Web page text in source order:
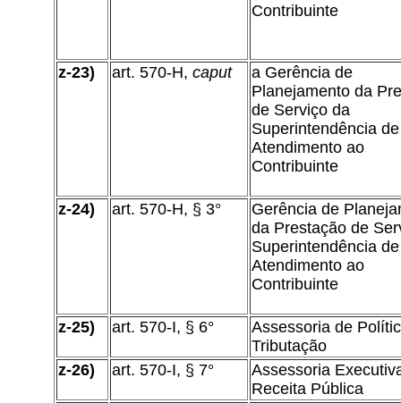
Contribuinte
z-23) art. 570-H, caput
a Gerência de
Planejamento da
de Serviço da
Superintendência de
Atendimento ao
Contribuinte
z-24) art. 570-H, § 3°
Gerência de
da Prestação de
Superintendência de
Atendimento ao
Contribuinte
z-25) art. 570-I, § 6°
Assessoria de
Tributação
z-26)
art. 570-I, § 7°
Assessoria
Receita Pública